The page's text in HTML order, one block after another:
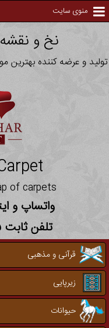
منوی سایت
نخ و نقشه
تولید و عرضه کننده بهترین
of carpets
واتساپ و ایتا
تلفن ثابت 52231255 - 041
قرآنی و مذهبی
زیرپایی
حیوانات